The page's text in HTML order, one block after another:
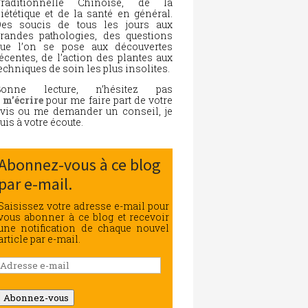
et de la santé en général.
soucis de tous les jours aux
pathologies, des questions
l’on se pose aux découvertes
de l’action des plantes aux
de soin les plus insolites.
lecture, n’hésitez pas
m’écrire pour me faire part de votre
ou me demander un conseil, je
à votre écoute.
vous à ce blog
par e-mail.
votre adresse e-mail pour
abonner à ce blog et recevoir
notification de chaque nouvel
par e-mail.
Abonnez-vous